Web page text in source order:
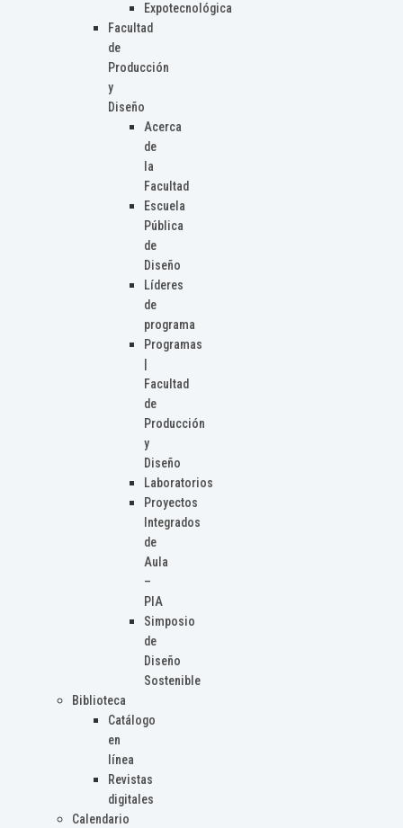
Expotecnológica
Facultad
de
Producción
y
Diseño
Acerca
de
la
Facultad
Escuela
Pública
de
Diseño
Líderes
de
programa
Programas
Facultad
de
Producción
y
Diseño
Laboratorios
Proyectos
Integrados
de
Aula
–
PIA
Simposio
de
Diseño
Sostenible
Biblioteca
Catálogo
en
línea
Revistas
digitales
Calendario